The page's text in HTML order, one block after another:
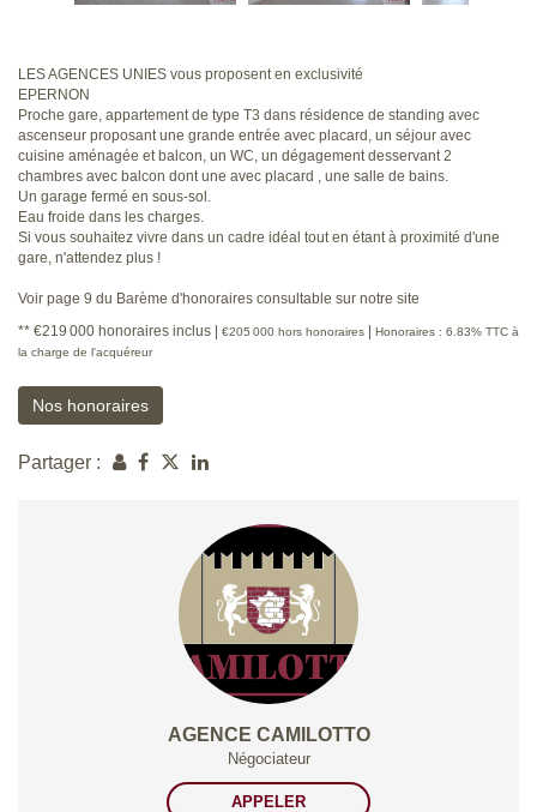
LES AGENCES UNIES vous proposent en exclusivité
EPERNON
Proche gare, appartement de type T3 dans résidence de standing avec
ascenseur proposant une grande entrée avec placard, un séjour avec
cuisine aménagée et balcon, un WC, un dégagement desservant 2
chambres avec balcon dont une avec placard , une salle de bains.
Un garage fermé en sous-sol.
Eau froide dans les charges.
Si vous souhaitez vivre dans un cadre idéal tout en étant à proximité d'une
gare, n'attendez plus !
Voir page 9 du Barème d'honoraires consultable sur notre site
** €219 000 honoraires inclus €205 000 hors honoraires
Honoraires : 6.83% TTC à
la charge de l'acquéreur
Nos honoraires
Partager :
AGENCE CAMILOTTO
Négociateur
APPELER